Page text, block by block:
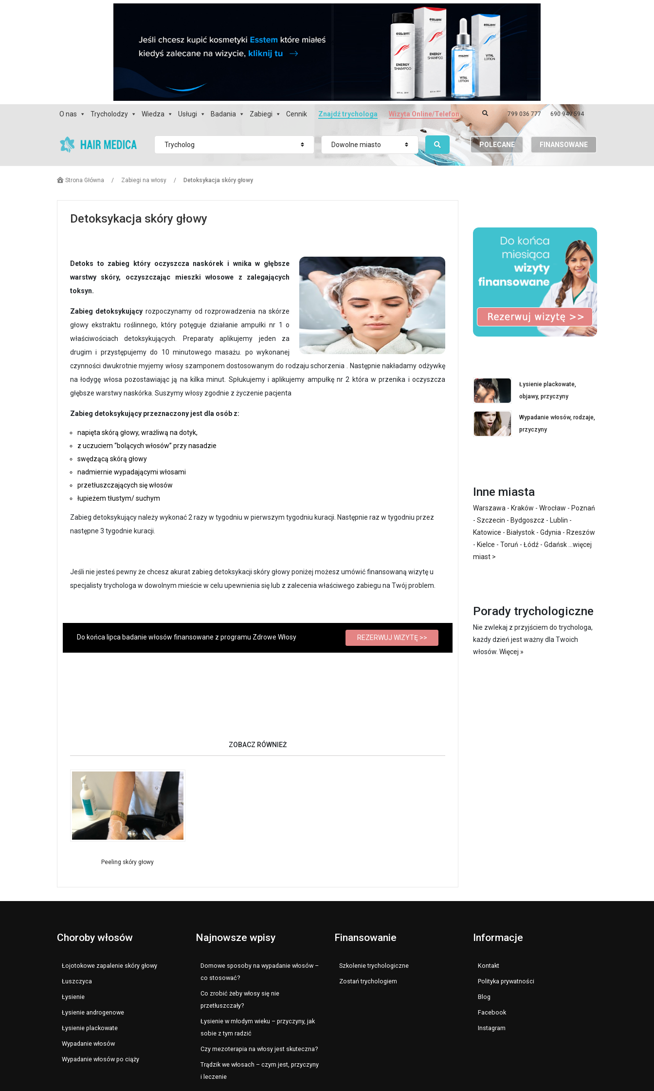
O nas Trycholodzy Wiedza Usługi Badania Zabiegi Cennik Znajdź trychologa Wizyta Online/Telefon 799 036 777 690 949 594
Trycholog Dowolne miasto POLECANE FINANSOWANE
Strona Główna / Zabiegi na włosy / Detoksykacja skóry głowy
Detoksykacja skóry głowy
Detoks to zabieg który oczyszcza naskórek i wnika w głębsze
warstwy skóry, oczyszczając mieszki włosowe z zalegających
toksyn.
Zabieg detoksykujący rozpoczynamy od rozprowadzenia na skórze
głowy ekstraktu roślinnego, który potęguje działanie ampułki nr 1 o
właściwościach detoksykujących. Preparaty aplikujemy jeden za
drugim i przystępujemy do 10 minutowego masażu. po wykonanej
czynności dwukrotnie myjemy włosy szamponem dostosowanym do rodzaju schorzenia . Następnie nakładamy odżywkę
na łodygę włosa pozostawiając ją na kilka minut. Spłukujemy i aplikujemy ampułkę nr 2 która w przenika i oczyszcza
głębsze warstwy naskórka. Suszymy włosy zgodnie z życzenie pacjenta
Zabieg detoksykujący przeznaczony jest dla osób z:
napięta skórą głowy, wrażliwą na dotyk,
z uczuciem “bolących włosów” przy nasadzie
swędzącą skórą głowy
nadmiernie wypadającymi włosami
przetłuszczających się włosów
łupieżem tłustym/ suchym
Zabieg detoksykujący należy wykonać 2 razy w tygodniu w pierwszym tygodniu kuracji. Następnie raz w tygodniu przez
następne 3 tygodnie kuracji.
Jeśli nie jesteś pewny że chcesz akurat zabieg detoksykacji skóry głowy poniżej możesz umówić finansowaną wizytę u
specjalisty trychologa w dowolnym mieście w celu upewnienia się lub z zalecenia właściwego zabiegu na Twój problem.
Do końca lipca badanie włosów finansowane z programu Zdrowe Włosy REZERWUJ WIZYTĘ >>
ZOBACZ RÓWNIEŻ
Peeling skóry głowy
Łysienie plackowate,
objawy, przyczyny
Wypadanie włosów, rodzaje,
przyczyny
Inne miasta
Warszawa - Kraków - Wrocław - Poznań
- Szczecin - Bydgoszcz - Lublin -
Katowice - Białystok - Gdynia - Rzeszów
- Kielce - Toruń - Łódź - Gdańsk
więcej
miast >
Porady trychologiczne
Nie zwlekaj z przyjściem do trychologa,
każdy dzień jest ważny dla Twoich
włosów. Więcej »
Choroby włosów
Łojotokowe zapalenie skóry głowy
Łuszczyca
Łysienie
Łysienie androgenowe
Łysienie plackowate
Wypadanie włosów
Wypadanie włosów po ciąży
Najnowsze wpisy
Domowe sposoby na wypadanie włosów –
co stosować?
Co zrobić żeby włosy się nie
przetłuszczały?
Łysienie w młodym wieku – przyczyny, jak
sobie z tym radzić
Czy mezoterapia na włosy jest skuteczna?
Trądzik we włosach – czym jest, przyczyny
i leczenie
Finansowanie
Szkolenie trychologiczne
Zostań trychologiem
Informacje
Kontakt
Polityka prywatności
Blog
Facebook
Instagram